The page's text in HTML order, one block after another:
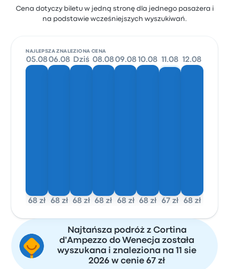
Cena dotyczy biletu w jedną stronę dla jednego pasażera i
na podstawie wcześniejszych wyszukiwań.
NAJLEPSZA ZNALEZIONA CENA
05.08
68 zł
06.08
68 zł
Dziś
68 zł
08.08
68 zł
09.08
68 zł
10.08
68 zł
11.08
67 zł
12.08
68 zł
Najtańsza podróż z Cortina
d'Ampezzo do Wenecja została
wyszukana i znaleziona na 11 sie
2026 w cenie 67 zł